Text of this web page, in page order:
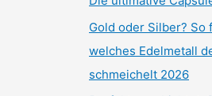
Gold oder Silber? So
welches Edelmetall
schmeichelt 2026